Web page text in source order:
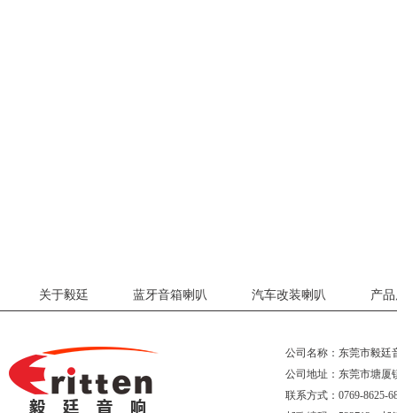
关于毅廷 蓝牙音箱喇叭 汽车改装喇叭 产
公司名称：东莞市毅廷
公司地址：东莞市塘厦
联系方式：0769-8625-